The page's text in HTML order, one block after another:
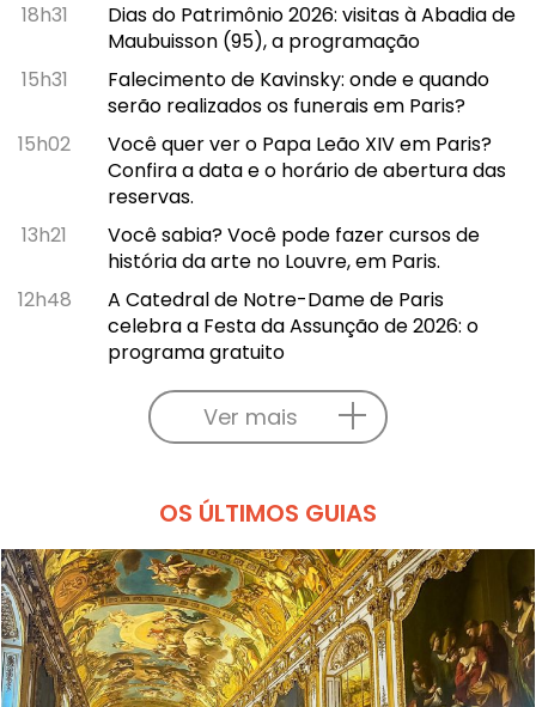
18h31
Dias do Patrimônio 2026: visitas à Abadia de
Maubuisson (95), a programação
15h31
Falecimento de Kavinsky: onde e quando
serão realizados os funerais em Paris?
15h02
Você quer ver o Papa Leão XIV em Paris?
Confira a data e o horário de abertura das
reservas.
13h21
Você sabia? Você pode fazer cursos de
história da arte no Louvre, em Paris.
12h48
A Catedral de Notre-Dame de Paris
celebra a Festa da Assunção de 2026: o
programa gratuito
Ver mais
OS ÚLTIMOS GUIAS